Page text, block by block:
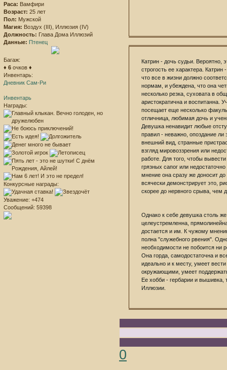
Раса: Вамфири
Возраст: 25 лет
Пол: Мужской
Магия: Воздух (III), Иллюзия (IV)
Должность: Глава Дома Иллюзий
Данные: Птенец
Багаж:
♦ 6 очков ♦
Инвентарь:
Дневник Сам-Ри
Инвентарь
Награды:
Конкурсные награды:
Уважение: +474
Сообщений: 59398
Катрин - дочь судьи. Вероятно,
строгость ее характера.
что все в жизни должно
нормам, и убеждена, что она
несколько резка, суховата в
аристократична и воспитанна.
посещает еще несколько
отличница, любимая дочь и
Девушка ненавидит любые
правил - неважно, опоздание ли
внешний вид, странные
взгляд мировоззрения или
работе. Для того, чтобы
грязных сапог или
мнение она сразу же доносит
всячески демонстрирует это,
скорее до нервного срыва, чем
Однако к себе девушка столь
целеустремленна,
достается и им. К чужому
полна "служебного рвения".
необходимости не побоится ни
Она горда, самодостаточна и
идеально и к месту, умеет
окружающими, умеет
Ее хобби - гербарии и
Иллюзии.
0